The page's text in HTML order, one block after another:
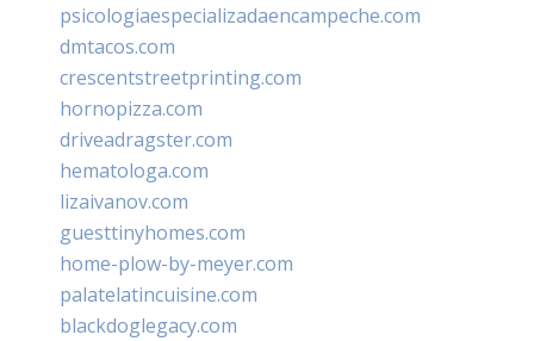
psicologiaespecializadaencampeche.com
dmtacos.com
crescentstreetprinting.com
hornopizza.com
driveadragster.com
hematologa.com
lizaivanov.com
guesttinyhomes.com
home-plow-by-meyer.com
palatelatincuisine.com
blackdoglegacy.com